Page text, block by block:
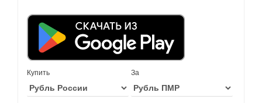
Купить За